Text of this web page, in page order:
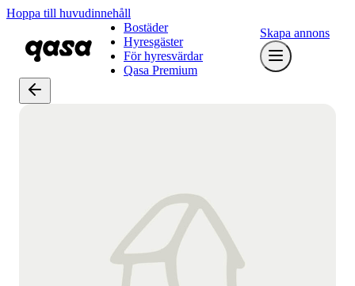
Hoppa till huvudinnehåll
Bostäder
Hyresgäster
För hyresvärdar
Qasa Premium
Skapa annons